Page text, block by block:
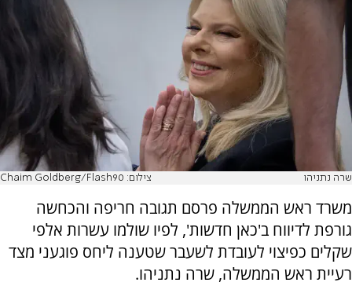
שרה נתניהו צילום: Chaim Goldberg/Flash90
משרד ראש הממשלה פרסם תגובה חריפה והכחשה
גורפת לדיווח ב'כאן חדשות', לפיו שולמו עשרות אלפי
שקלים כפיצוי לעובדת לשעבר שטענה ליחס פוגעני מצד
רעיית ראש הממשלה, שרה נתניהו.